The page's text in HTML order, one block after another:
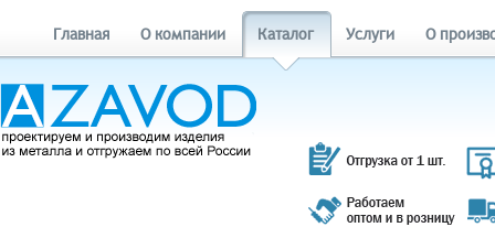
Главная О компании Каталог Услуги О